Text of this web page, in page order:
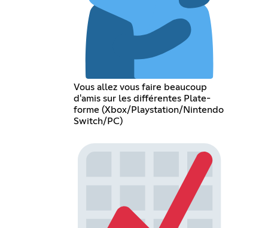
Vous allez vous faire beaucoup
d'amis sur les différentes Plate-
forme (Xbox/Playstation/Nintendo
Switch/PC)